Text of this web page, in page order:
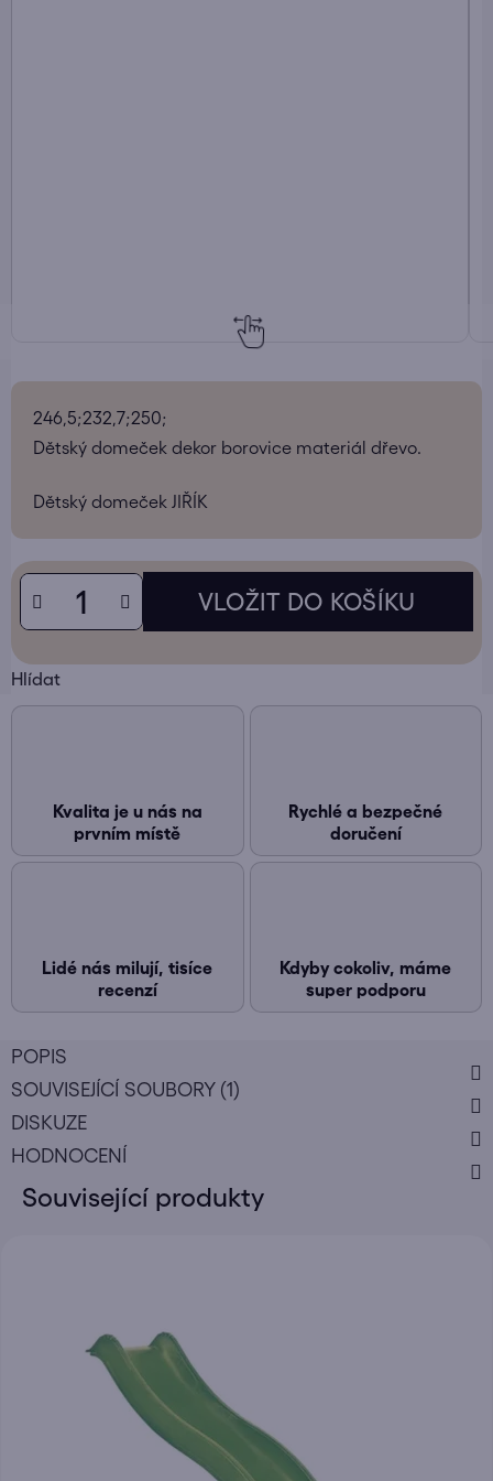
246,5;232,7;250;
Dětský domeček dekor borovice materiál dřevo.
Dětský domeček JIŘÍK
Hlídat
Kvalita je u nás na
prvním místě
Rychlé a bezpečné
doručení
Lidé nás milují, tisíce
recenzí
Kdyby cokoliv, máme
super podporu
POPIS
SOUVISEJÍCÍ SOUBORY (1)
DISKUZE
HODNOCENÍ
Související produkty